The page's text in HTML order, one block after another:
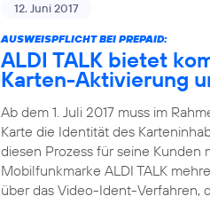
12. Juni 2017
AUSWEISPFLICHT BEI PREPAID:
ALDI TALK bietet
Karten-Aktivierung
Ab dem 1. Juli 2017 muss im
Karte die Identität des
diesen Prozess für seine
Mobilfunkmarke ALDI TALK
über das Video-Ident-Verfahren,